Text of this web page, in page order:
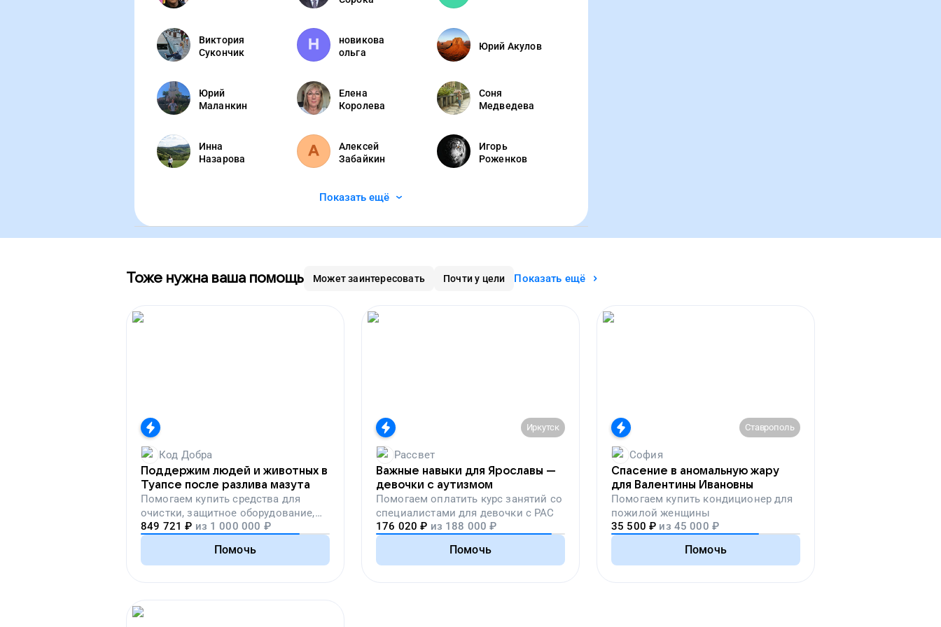
Виктория
Сукончик
новикова
ольга
Юрий Акулов
Юрий
Маланкин
Елена
Королева
Соня
Медведева
Инна
Назарова
Алексей
Забайкин
Игорь
Роженков
Показать ещё
Тоже нужна ваша помощь Может заинтересовать Почти у цели Показать ещё
Код Добра
Поддержим людей и животных в
Туапсе после разлива мазута
Помогаем купить средства для
очистки, защитное оборудование,
лекарства, корм и предметы первой
необходимости
849 721 ₽ из 1 000 000 ₽
Помочь
Иркутск
Рассвет
Важные навыки для Ярославы —
девочки с аутизмом
Помогаем оплатить курс занятий со
специалистами для девочки с РАС
176 020 ₽ из 188 000 ₽
Помочь
Ставрополь
София
Спасение в аномальную жару
для Валентины Ивановны
Помогаем купить кондиционер для
пожилой женщины
35 500 ₽ из 45 000 ₽
Помочь